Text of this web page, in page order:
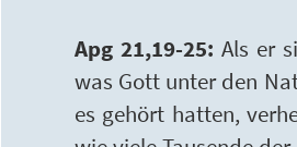
Apg 21,19-25: Als er
was Gott unter den
es gehört hatten,